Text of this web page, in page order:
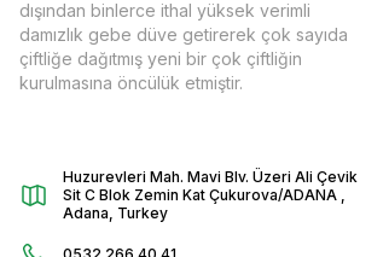
dışından binlerce ithal yüksek verimli
damızlık gebe düve getirerek çok sayıda
çiftliğe dağıtmış yeni bir çok çiftliğin
kurulmasına öncülük etmiştir.
Huzurevleri Mah. Mavi Blv. Üzeri Ali Çevik
Sit C Blok Zemin Kat Çukurova/ADANA ,
Adana, Turkey